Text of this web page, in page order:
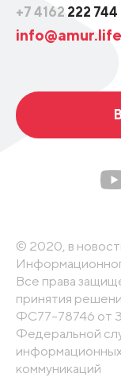
+7 4162 222 744
info@amur.life
© 2020, в
Все права
принятия
ФС77-78746 от
Федеральной
коммуникаций